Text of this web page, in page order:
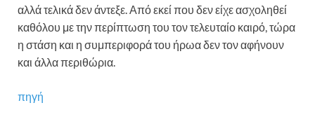
αλλά τελικά δεν άντεξε. Από εκεί που δεν είχε ασχοληθεί
καθόλου με την περίπτωση του τον τελευταίο καιρό, τώρα
η στάση και η συμπεριφορά του ήρωα δεν τον αφήνουν
και άλλα περιθώρια.
πηγή